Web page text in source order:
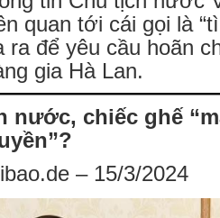
quan tới cái gọi là
ra để yêu cầu hoãn
gia Hà Lan.
nước, chiếc ghế
– 15/3/2024